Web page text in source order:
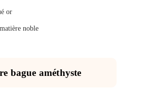
or
noble
bague améthyste